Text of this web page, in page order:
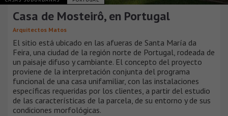
Casa de Mosteirô, en Portugal
Arquitectos Matos
El sitio está ubicado en las afueras de Santa María da
Feira, una ciudad de la región norte de Portugal, rodeada de
un paisaje difuso y cambiante. El concepto del proyecto
proviene de la interpretación conjunta del programa
funcional de una casa unifamiliar, con las instalaciones
específicas requeridas por los clientes, a partir del estudio
de las características de la parcela, de su entorno y de sus
condiciones morfológicas.